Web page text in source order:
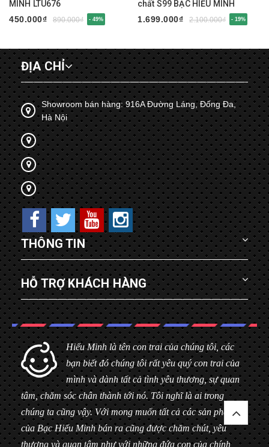
MINH LTU676
450.000₫
890.000₫ - 49%
chất S99 BẠC HIỂU MINH
LTU675
1.699.000₫ 2.100.000₫ - 19%
ĐỊA CHỈ
Showroom bán hàng: 916A Đường Láng, Đống Đa,
Hà Nội
THÔNG TIN
HỖ TRỢ KHÁCH HÀNG
Hiểu Minh là tên con trai của chúng tôi, các
bạn biết đó chúng tôi rất yêu quý con trai của
mình và dành tất cả tình yêu thương, sự quan
tâm, chăm sóc chân thành tới nó. Tôi nghĩ là ai trong
chúng ta cũng vậy. Với mong muốn tất cả các sản phẩm
của Bạc Hiểu Minh bán ra cũng được chăm chút, yêu
thương và quan tâm như với những đứa con của chính